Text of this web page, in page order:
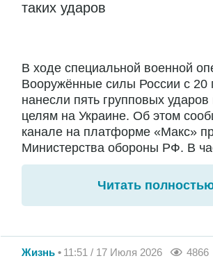
таких ударов
В ходе специальной военной
Вооружённые силы России с 20
нанесли пять групповых
целям на Украине. Об этом
канале на платформе «Макс»
Министерства обороны РФ. В
Читать
Жизнь 11:51 / 17 Июля 2026 4866